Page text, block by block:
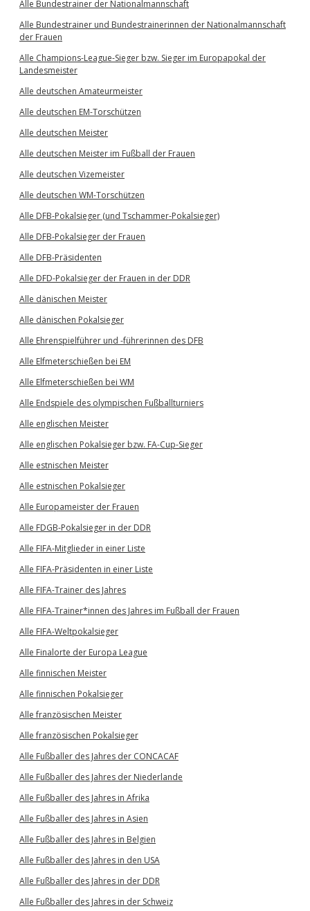
Alle Bundestrainer der Nationalmannschaft
Alle Bundestrainer und Bundestrainerinnen der Nationalmannschaft
der Frauen
Alle Champions-League-Sieger bzw. Sieger im Europapokal der
Landesmeister
Alle deutschen Amateurmeister
Alle deutschen EM-Torschützen
Alle deutschen Meister
Alle deutschen Meister im Fußball der Frauen
Alle deutschen Vizemeister
Alle deutschen WM-Torschützen
Alle DFB-Pokalsieger (und Tschammer-Pokalsieger)
Alle DFB-Pokalsieger der Frauen
Alle DFB-Präsidenten
Alle DFD-Pokalsieger der Frauen in der DDR
Alle dänischen Meister
Alle dänischen Pokalsieger
Alle Ehrenspielführer und -führerinnen des DFB
Alle Elfmeterschießen bei EM
Alle Elfmeterschießen bei WM
Alle Endspiele des olympischen Fußballturniers
Alle englischen Meister
Alle englischen Pokalsieger bzw. FA-Cup-Sieger
Alle estnischen Meister
Alle estnischen Pokalsieger
Alle Europameister der Frauen
Alle FDGB-Pokalsieger in der DDR
Alle FIFA-Mitglieder in einer Liste
Alle FIFA-Präsidenten in einer Liste
Alle FIFA-Trainer des Jahres
Alle FIFA-Trainer*innen des Jahres im Fußball der Frauen
Alle FIFA-Weltpokalsieger
Alle Finalorte der Europa League
Alle finnischen Meister
Alle finnischen Pokalsieger
Alle französischen Meister
Alle französischen Pokalsieger
Alle Fußballer des Jahres der CONCACAF
Alle Fußballer des Jahres der Niederlande
Alle Fußballer des Jahres in Afrika
Alle Fußballer des Jahres in Asien
Alle Fußballer des Jahres in Belgien
Alle Fußballer des Jahres in den USA
Alle Fußballer des Jahres in der DDR
Alle Fußballer des Jahres in der Schweiz